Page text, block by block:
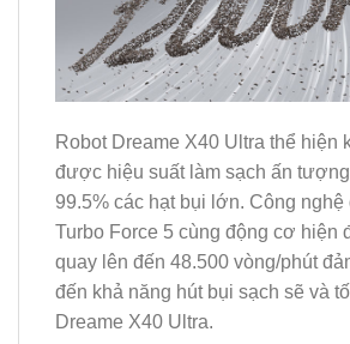
Robot Dreame X40 Ultra thể hiện
được hiệu suất làm sạch ấn
99.5% các hạt bụi lớn. Công nghệ
Turbo Force 5 cùng động cơ hiện
quay lên đến 48.500 vòng/phút
đến khả năng hút bụi sạch sẽ và
Dreame X40 Ultra.